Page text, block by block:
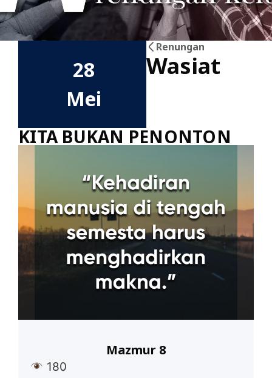
28
Mei
Renungan
Wasiat
KITA BUKAN PENONTON
180
Mazmur 8